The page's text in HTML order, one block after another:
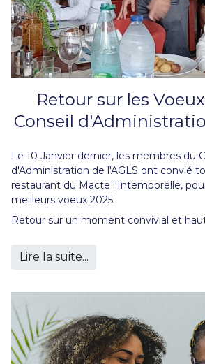
Retour sur les
Conseil
Le 10 Janvier dernier, les membres du
d'Administration de l'AGLS ont convié
restaurant du Macte l'Intemporelle,
meilleurs voeux 2025.
Retour sur un moment convivial et
Lire la suite...